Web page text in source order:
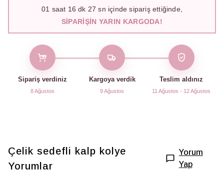
01 saat 16 dk 26 sn içinde sipariş ettiğinde,
SIPARIŞIN YARIN KARGODA!
Sipariş verdiniz
8 Ağustos
Kargoya verdik
9 Ağustos
Teslim aldınız
11 Ağustos - 12 Ağustos
Çelik sedefli kalp kolye
Yorumlar
Yorum
Yap